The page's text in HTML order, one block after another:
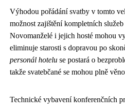
Výhodou pořádání svatby v tomto
možnost zajištění kompletních
Novomanželé i jejich hosté mohou
eliminuje starosti s dopravou po
personál hotelu se postará o
takže svatebčané se mohou plně
Technické vybavení konferenčních